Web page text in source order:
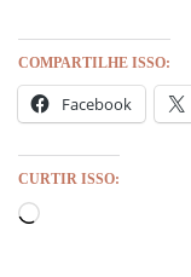
COMPARTILHE ISSO:
Facebook
CURTIR ISSO: